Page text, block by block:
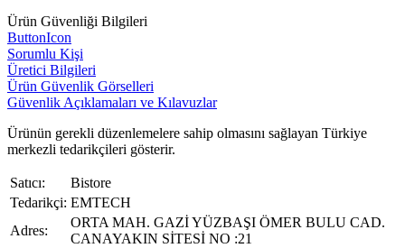
Ürün Güvenliği Bilgileri
ButtonIcon
Sorumlu Kişi
Üretici Bilgileri
Ürün Güvenlik Görselleri
Güvenlik Açıklamaları ve Kılavuzlar
Ürünün gerekli düzenlemelere sahip olmasını sağlayan Türkiye
merkezli tedarikçileri gösterir.
Satıcı:
Bistore
Tedarikçi: EMTECH
Adres:
ORTA MAH. GAZİ YÜZBAŞI ÖMER BULU CAD.
CANAYAKIN SİTESİ NO :21